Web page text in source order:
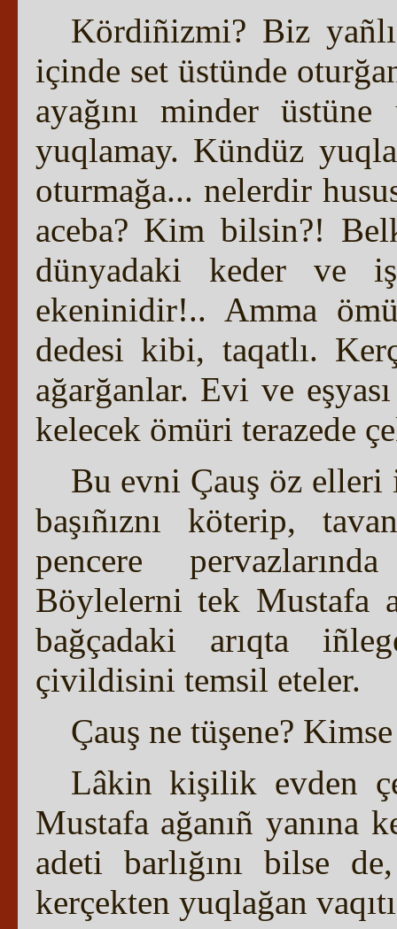
Kördiñizmi? Biz
içinde set üstünde
ayağını minder
yuqlamay. Kündüz
oturmağa... nelerdir
aceba? Kim bilsin?!
dünyadaki keder ve
ekeninidir!.. Amma
dedesi kibi, taqatlı.
ağarğanlar. Evi ve
kelecek ömüri terazede
Bu evni Çauş öz elleri
başıñıznı köterip,
pencere
Böylelerni tek Mustafa
bağçadaki arıqta
çivildisini temsil eteler.
Çauş ne tüşene?
Lâkin kişilik evden
Mustafa ağanıñ yanına
adeti barlığını bilse
kerçekten yuqlağan